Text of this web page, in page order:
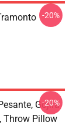
-20%
Gojira
Throw Pillow
-20%